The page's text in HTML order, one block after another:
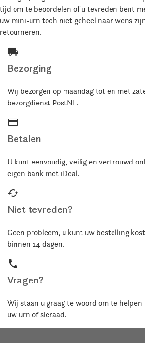
tijd om te beoordelen of u tevreden bent
uw mini-urn toch niet geheel naar wens
retourneren.
local_shipping
Bezorging
Wij bezorgen op maandag tot en met
bezorgdienst PostNL.
credit_card
Betalen
U kunt eenvoudig, veilig en vertrouwd
eigen bank met iDeal.
cached
Niet tevreden?
Geen probleem, u kunt uw bestelling
binnen 14 dagen.
phone
Vragen?
Wij staan u graag te woord om te helpen
uw urn of sieraad.